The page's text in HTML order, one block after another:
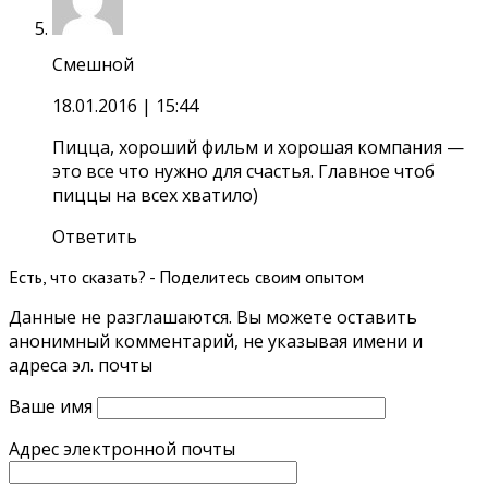
Смешной
18.01.2016 | 15:44
Пицца, хороший фильм и хорошая компания —
это все что нужно для счастья. Главное чтоб
пиццы на всех хватило)
Ответить
Есть, что сказать? - Поделитесь своим опытом
Данные не разглашаются. Вы можете оставить
анонимный комментарий, не указывая имени и
адреса эл. почты
Ваше имя
Адрес электронной почты